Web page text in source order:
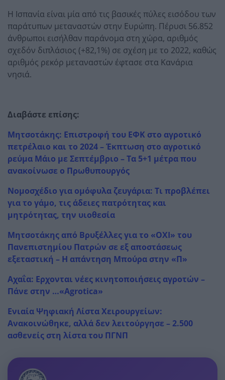
Η Ισπανία είναι μία από τις βασικές πύλες εισόδου των
παράτυπων μεταναστών στην Ευρώπη. Πέρυσι 56.852
άνθρωποι εισήλθαν παράνομα στη χώρα, αριθμός
σχεδόν διπλάσιος (+82,1%) σε σχέση με το 2022, καθώς
αριθμός ρεκόρ μεταναστών έφτασε στα Κανάρια
νησιά.
Διαβάστε επίσης:
Μητσοτάκης: Επιστροφή του ΕΦΚ στο αγροτικό
πετρέλαιο και το 2024 – Έκπτωση στο αγροτικό
ρεύμα Μάιο με Σεπτέμβριο – Τα 5+1 μέτρα που
ανακοίνωσε ο Πρωθυπουργός
Νομοσχέδιο για ομόφυλα ζευγάρια: Τι προβλέπει
για το γάμο, τις άδειες πατρότητας και
μητρότητας, την υιοθεσία
Μητσοτάκης από Βρυξέλλες για το «ΟΧΙ» του
Πανεπιστημίου Πατρών σε εξ αποστάσεως
εξεταστική – Η απάντηση Μπούρα στην «Π»
Αχαΐα: Ερχονται νέες κινητοποιήσεις αγροτών –
Πάνε στην …«Agrotica»
Ενιαία Ψηφιακή Λίστα Χειρουργείων:
Ανακοινώθηκε, αλλά δεν λειτούργησε – 2.500
ασθενείς στη λίστα του ΠΓΝΠ